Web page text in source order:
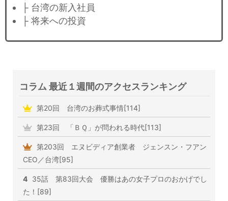
├ 台湾の新入社員
├ 将来への投資
コラム 最近１週間のアクセスランキング
第20回 台湾のお葬式事情[114]
第23回 「ＢＱ」が問われる時代[113]
第203回 エヌビディア創業者 ジェンスン・フアン
CEO／台湾[95]
4 35話 第83回大会 優勝はあの女子プロのおかげでし
た！[89]